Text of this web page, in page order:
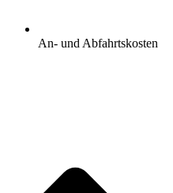
An- und Abfahrtskosten